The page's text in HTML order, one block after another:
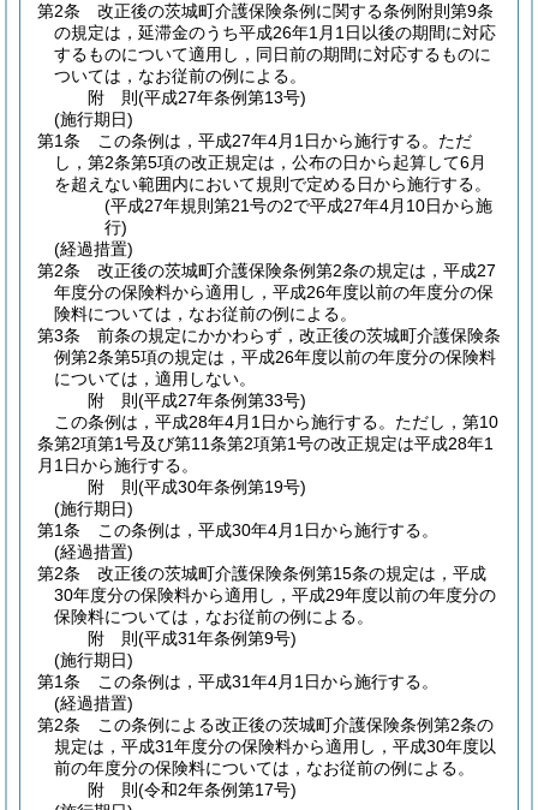
第2条
改正後の茨城町介護保険条例に関する条例附則第9条
の規定は，延滞金のうち平成26年1月1日以後の期間に対応
するものについて適用し，同日前の期間に対応するものに
ついては，なお従前の例による。
附 則(平成27年条例第13号)
(施行期日)
第1条
この条例は，平成27年4月1日から施行する。 ただ
し，第2条第5項の改正規定は，公布の日から起算して6月
を超えない範囲内において規則で定める日から施行する。
(平成27年規則第21号の2で平成27年4月10日から施
行)
(経過措置)
第2条
改正後の茨城町介護保険条例第2条の規定は，平成27
年度分の保険料から適用し，平成26年度以前の年度分の保
険料については，なお従前の例による。
第3条
前条の規定にかかわらず，改正後の茨城町介護保険条
例第2条第5項の規定は，平成26年度以前の年度分の保険料
については，適用しない。
附 則(平成27年条例第33号)
この条例は，平成28年4月1日から施行する。 ただし，第10
条第2項第1号及び第11条第2項第1号の改正規定は平成28年1
月1日から施行する。
附 則(平成30年条例第19号)
(施行期日)
第1条
この条例は，平成30年4月1日から施行する。
(経過措置)
第2条
改正後の茨城町介護保険条例第15条の規定は，平成
30年度分の保険料から適用し，平成29年度以前の年度分の
保険料については，なお従前の例による。
附 則(平成31年条例第9号)
(施行期日)
第1条
この条例は，平成31年4月1日から施行する。
(経過措置)
第2条
この条例による改正後の茨城町介護保険条例第2条の
規定は，平成31年度分の保険料から適用し，平成30年度以
前の年度分の保険料については，なお従前の例による。
附 則(令和2年条例第17号)